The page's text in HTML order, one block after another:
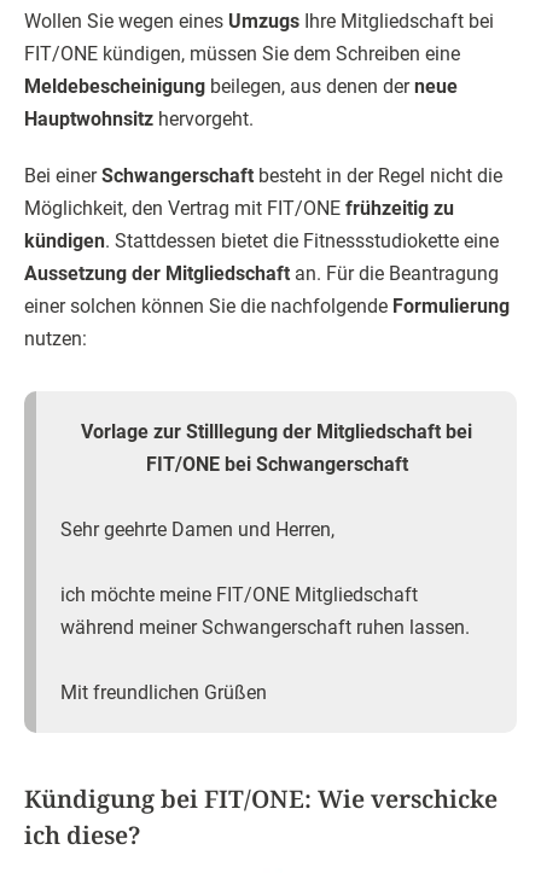
Wollen Sie wegen eines Umzugs Ihre Mitgliedschaft bei
FIT/ONE kündigen, müssen Sie dem Schreiben eine
Meldebescheinigung beilegen, aus denen derneue
Hauptwohnsitz hervorgeht.
Bei einerSchwangerschaft besteht in der Regel nicht die
Möglichkeit, den Vertrag mit FIT/ONE frühzeitig zu
kündigen. Stattdessen bietet die Fitnessstudiokette eine
Aussetzung der Mitgliedschaft an. Für die Beantragung
einer solchen können Sie die nachfolgende Formulierung
nutzen:
Vorlage zur Stilllegung der Mitgliedschaft bei
FIT/ONE bei Schwangerschaft
Sehr geehrte Damen und Herren,
ich möchte meine FIT/ONE Mitgliedschaft
während meiner Schwangerschaft ruhen lassen.
Mit freundlichen Grüßen
Kündigung bei FIT/ONE: Wie verschicke
ich diese?